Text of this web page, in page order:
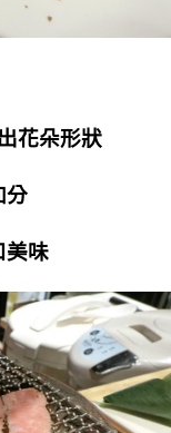
花朵形狀
分
美味